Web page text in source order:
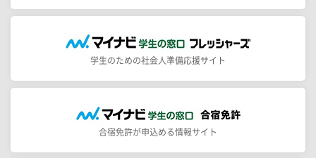
学生のための社会人準備応援サイト
合宿免許が申込める情報サイト